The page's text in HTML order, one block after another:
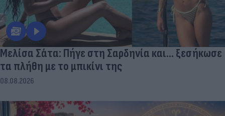
Μελίσα Σάτα: Πήγε στη Σαρδηνία και... ξεσήκωσε
τα πλήθη με το μπικίνι της
08.08.2026